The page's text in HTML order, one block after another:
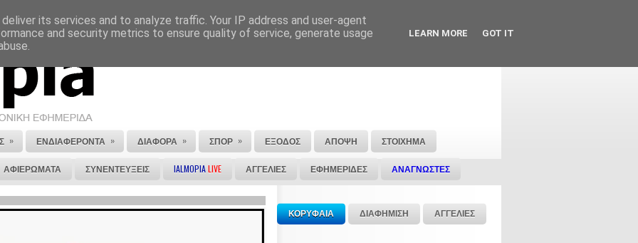
ΕΠΙΚΟΙΝΩΝΙΑ ΣΤΕΙΛΕ ΜΑΣ ΤΟ ΑΡΘΡΟ ΣΟΥ
» ΕΝΔΙΑΦΕΡΟΝΤΑ » ΔΙΑΦΟΡΑ » ΣΠΟΡ » ΕΞΟΔΟΣ ΑΠΟΨΗ ΣΤΟΙΧΗΜΑ
ΑΦΙΕΡΩΜΑΤΑ ΣΥΝΕΝΤΕΥΞΕΙΣ IALMOPIALIVE ΑΓΓΕΛΙΕΣ ΕΦΗΜΕΡΙΔΕΣ ΑΝΑΓΝΩΣΤΕΣ
ΚΟΡΥΦΑΙΑ ΔΙΑΦΗΜΙΣΗ ΑΓΓΕΛΙΕΣ
its services and to analyze traffic. Your IP address and user-agent
and security metrics to ensure quality of service, generate usage
LEARN MORE GOT IT